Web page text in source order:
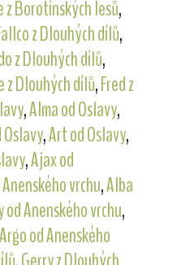
z Borotínských lesů,
z Dlouhých dílů,
z Dlouhých dílů,
z Dlouhých dílů,Fred z
,Alma od Oslavy,
,Art od Oslavy,
,Ajax od
vrchu,Alba
od Anenského vrchu,
Argo od Anenského